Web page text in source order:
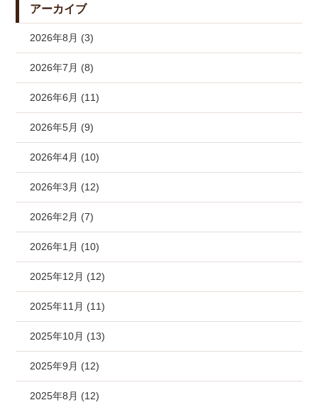
アーカイブ
2026年8月 (3)
2026年7月 (8)
2026年6月 (11)
2026年5月 (9)
2026年4月 (10)
2026年3月 (12)
2026年2月 (7)
2026年1月 (10)
2025年12月 (12)
2025年11月 (11)
2025年10月 (13)
2025年9月 (12)
2025年8月 (12)